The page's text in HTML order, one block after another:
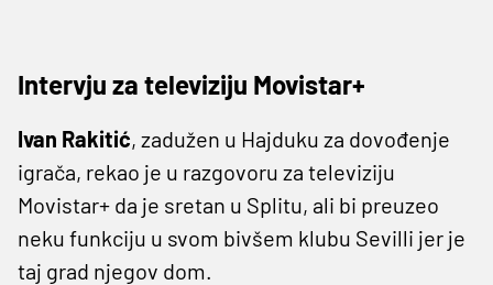
Intervju za televiziju Movistar+
Ivan Rakitić, zadužen u Hajduku za dovođenje
igrača, rekao je u razgovoru za televiziju
Movistar+ da je sretan u Splitu, ali bi preuzeo
neku funkciju u svom bivšem klubu Sevilli jer je
taj grad njegov dom.